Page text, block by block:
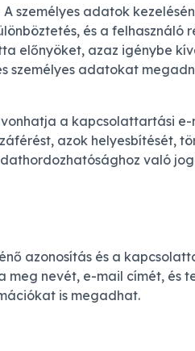
A személyes adatok
és a felhasználó
előnyöket, azaz igénybe
személyes adatokat
a kapcsolattartási
azok helyesbítését,
való
azonosítás és a
nevét, e-mail címét, és
is megadhat.